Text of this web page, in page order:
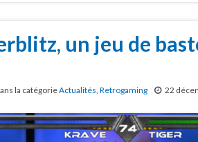
un jeu de
la catégorieActualités, Retrogaming 22